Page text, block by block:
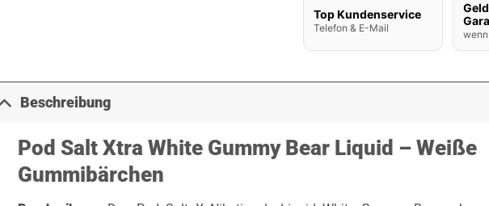
Top Kundenservice
Telefon & E-Mail
Beschreibung
Pod Salt Xtra White Gummy Bear Liquid – Weiße
Gummibärchen